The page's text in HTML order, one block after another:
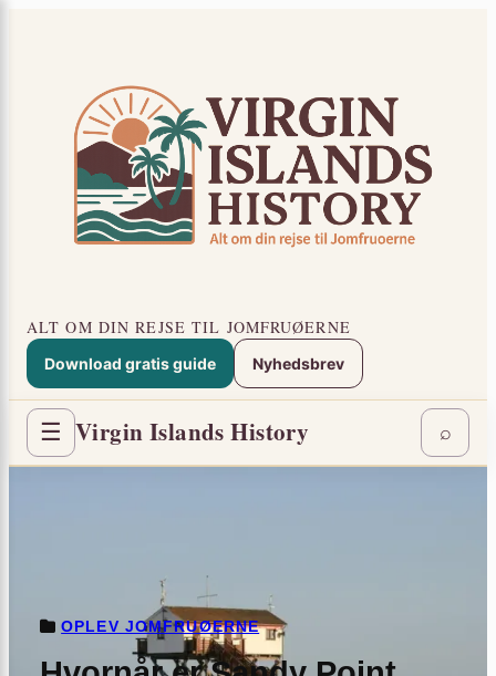
ALT OM DIN REJSE TIL JOMFRUØERNE
Download gratis guide Nyhedsbrev
☰ Virgin Islands History ⌕
OPLEV JOMFRUØERNE